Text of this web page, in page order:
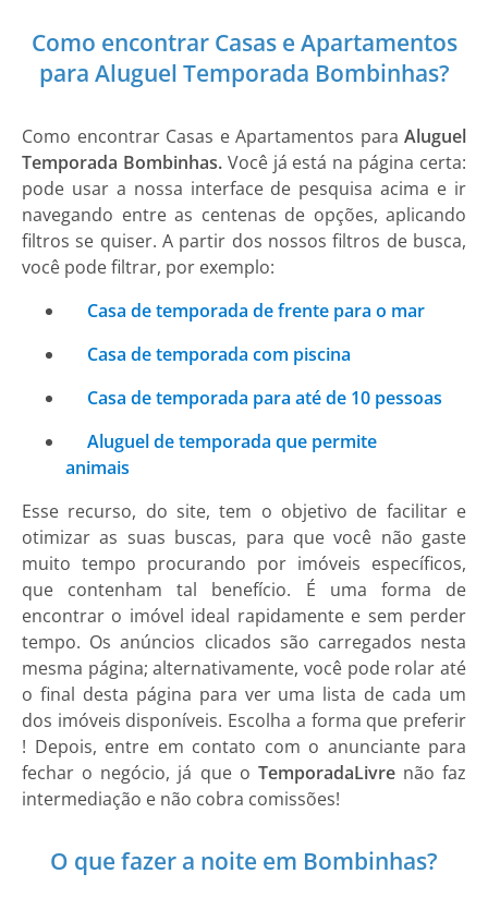
Como encontrar Casas e Apartamentos
para Aluguel Temporada Bombinhas?
Como encontrar Casas e Apartamentos para Aluguel
Temporada Bombinhas.Você já está na página certa:
pode usar a nossa interface de pesquisa acima e ir
navegando entre as centenas de opções, aplicando
filtros se quiser. A partir dos nossos filtros de busca,
você pode filtrar, por exemplo:
Casa de temporada de frente para o mar
Casa de temporada com piscina
Casa de temporada para até de 10 pessoas
Aluguel de temporada que permite
animais
Esse recurso, do site, tem o objetivo de facilitar e
otimizar as suas buscas, para que você não gaste
muito tempo procurando por imóveis específicos,
que contenham tal benefício. É uma forma de
encontrar o imóvel ideal rapidamente e sem perder
tempo. Os anúncios clicados são carregados nesta
mesma página; alternativamente, você pode rolar até
o final desta página para ver uma lista de cada um
dos imóveis disponíveis. Escolha a forma que preferir
! Depois, entre em contato com o anunciante para
fechar o negócio, já que o TemporadaLivrenão faz
intermediação e não cobra comissões!
O que fazer a noite em Bombinhas?